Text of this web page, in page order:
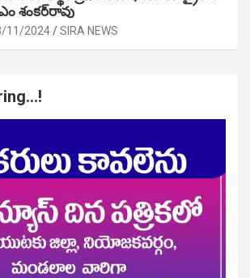
శంకర్‌రావు
11/2024 SIRA NEWS